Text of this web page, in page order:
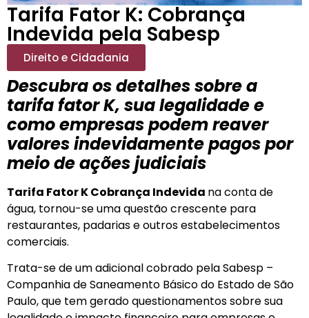
Tarifa Fator K: Cobrança
Indevida pela Sabesp
Direito e Cidadania
Descubra os detalhes sobre a
tarifa fator K, sua legalidade e
como empresas podem reaver
valores indevidamente pagos por
meio de ações judiciais
Tarifa Fator K Cobrança Indevida na conta de
água, tornou-se uma questão crescente para
restaurantes, padarias e outros estabelecimentos
comerciais.
Trata-se de um adicional cobrado pela Sabesp –
Companhia de Saneamento Básico do Estado de São
Paulo, que tem gerado questionamentos sobre sua